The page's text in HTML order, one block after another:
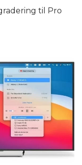
til Pro